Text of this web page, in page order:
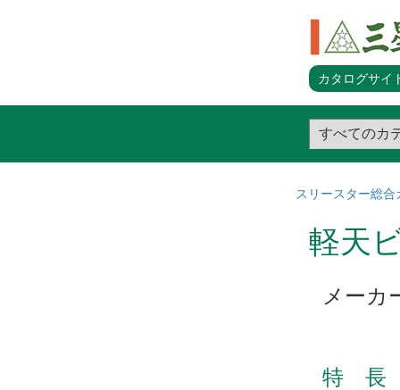
カタログサイ
スリースター総合
軽天
メーカ
特 長